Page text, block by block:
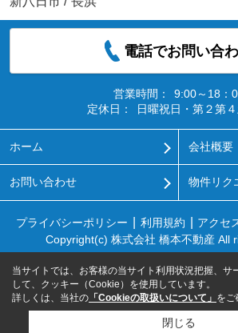
電話でお問い合
営業時間：
9:00～18：
定休日：
日曜祝日・第２第
ホーム 会社概要
お問い合わせ 物件リク
プライバシーポリシー 利用規約 アクセ
Copyright(c) 株式会社 橋本不動産 All
当サイトでは、お客様の当サイト利用状況把握、サ
して、クッキー（Cookie）を使用しています。
詳しくは、当社の 「Cookieの取扱いについて」 をご
閉じる